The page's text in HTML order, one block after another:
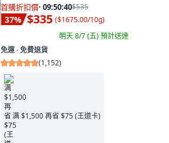
首購折扣價· 09:50:38$535
37% $335 ($1675.00/10g)
明天 8/7 (五)預計送達
免運 ∙ 免費退貨
(1,152)
满 $1,500 再省 $75 (王道卡)